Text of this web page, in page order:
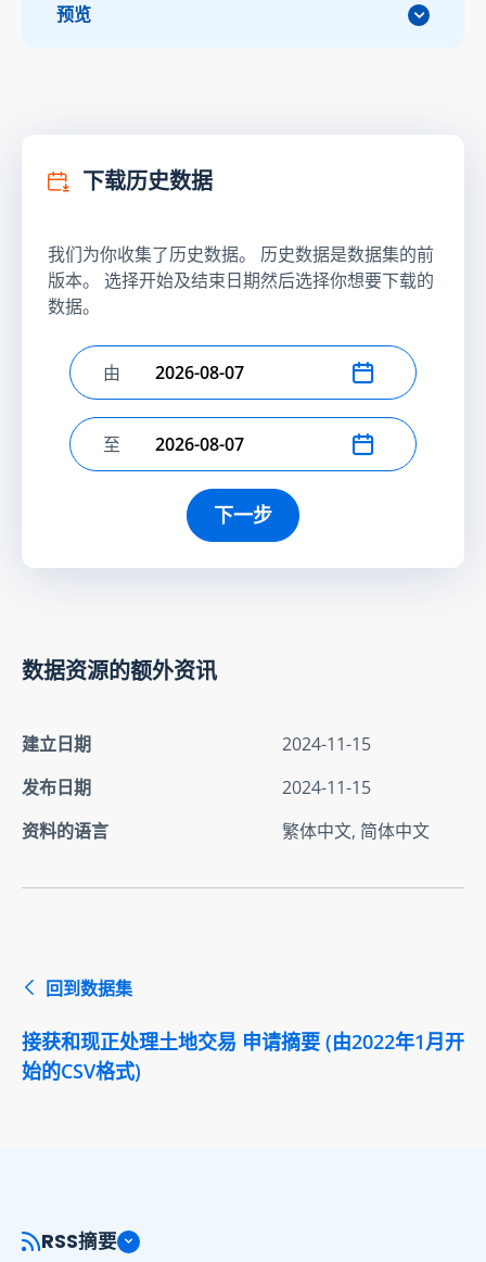
预览
下载历史数据
我们为你收集了历史数据。 历史数据是数据集的前
版本。 选择开始及结束日期然后选择你想要下载的
数据。
选择开始日期
由
选择结束日期
至
下一步
数据资源的额外资讯
建立日期
2024-11-15
发布日期
2024-11-15
资料的语言
繁体中文, 简体中文
回到数据集
接获和现正处理土地交易 申请摘要 (由2022年1月开
始的CSV格式)
RSS摘要